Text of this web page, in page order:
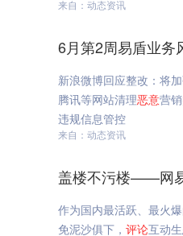
来自：动态资讯
6月第2周易盾业务
新浪微博回应整改：将
腾讯等网站清理恶意营
违规信息管控
来自：动态资讯
盖楼不污楼——网
作为国内最活跃、最火
免泥沙俱下， 评论互动